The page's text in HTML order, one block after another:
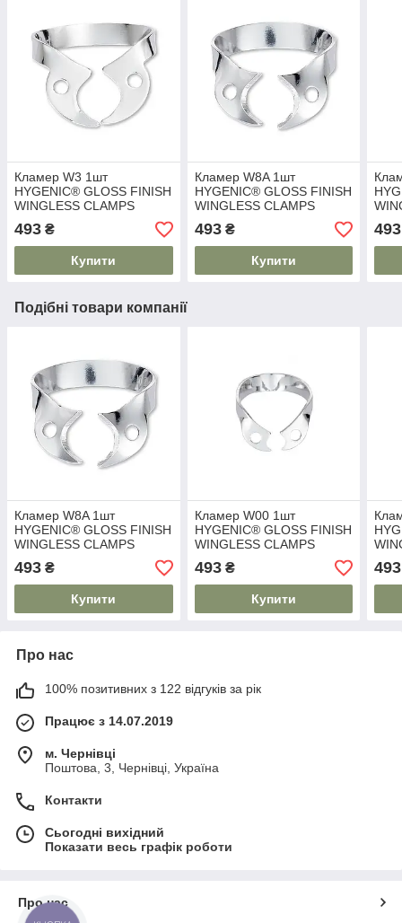
Кламер W3 1шт
HYGENIC® GLOSS FINISH
WINGLESS CLAMPS
493 ₴
Купити
Кламер W8A 1шт
HYGENIC® GLOSS FINISH
WINGLESS CLAMPS
493₴
Купити
493
Подібні товари компанії
Кламер W8A 1шт
HYGENIC® GLOSS FINISH
WINGLESS CLAMPS
493 ₴
Купити
Кламер W00 1шт
HYGENIC® GLOSS FINISH
WINGLESS CLAMPS
493₴
Купити
493
Про нас
100% позитивних з 122 відгуків за рік
Працює з 14.07.2019
м. Чернівці
Поштова, 3, Чернівці, Україна
Контакти
Сьогодні вихідний
Показати весь графік роботи
Про нас